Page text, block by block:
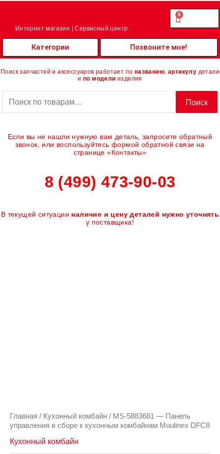
Перейти
Интернет магазин | Сервисный центр
0.00
0
Cart
Категории Позвоните мне!
Поиск запчастей и аксессуаров работает по названию артикулу детали
и по модели изделия
Поиск
Если вы не нашли нужную вам деталь, запросите обратный
звонок, или воспользуйтесь формой обратной связи на
странице «Контакты»
8 (499) 473-90-03
В текущей ситуации наличие и цену деталей нужно уточнять
у поставщика!
Главная / Кухонный комбайн / MS-5883681 — Панель
управления в сборе к кухонным комбайнам Moulinex DFC8
Кухонный комбайн